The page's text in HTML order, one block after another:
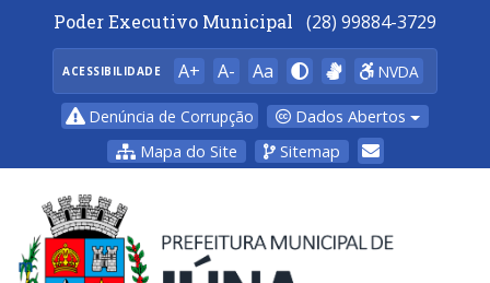
Poder Executivo Municipal (28) 99884-3729
ACESSIBILIDADE A+ A- Aa NVDA
Denúncia de Corrupção
Dados Abertos
Mapa do Site
Sitemap